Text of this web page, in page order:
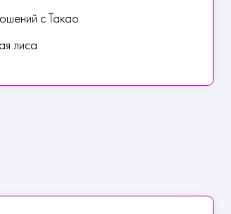
с Такао
лиса